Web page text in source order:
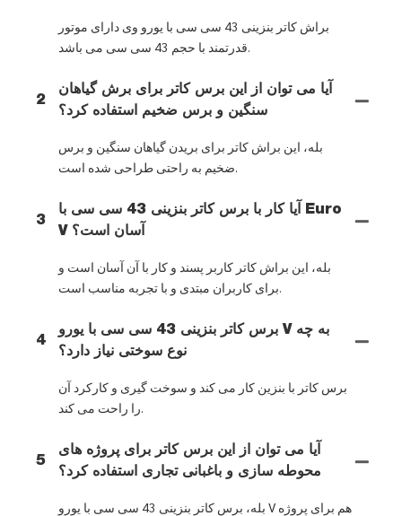
براش کاتر بنزینی 43 سی سی با یورو وی دارای موتور
قدرتمند با حجم 43 سی سی می باشد.
2
آیا می توان از این برس کاتر برای برش گیاهان
سنگین و برس ضخیم استفاده کرد؟
بله، این براش کاتر برای بریدن گیاهان سنگین و برس
ضخیم به راحتی طراحی شده است.
3
آیا کار با برس کاتر بنزینی 43 سی سی با Euro
V آسان است؟
بله، این براش کاتر کاربر پسند و کار با آن آسان است و
برای کاربران مبتدی و با تجربه مناسب است.
4
برس کاتر بنزینی 43 سی سی با یورو V به چه
نوع سوختی نیاز دارد؟
برس کاتر با بنزین کار می کند و سوخت گیری و کارکرد آن
را راحت می کند.
5
آیا می توان از این برس کاتر برای پروژه های
محوطه سازی و باغبانی تجاری استفاده کرد؟
بله، برس کاتر بنزینی 43 سی سی با یورو V هم برای پروژه